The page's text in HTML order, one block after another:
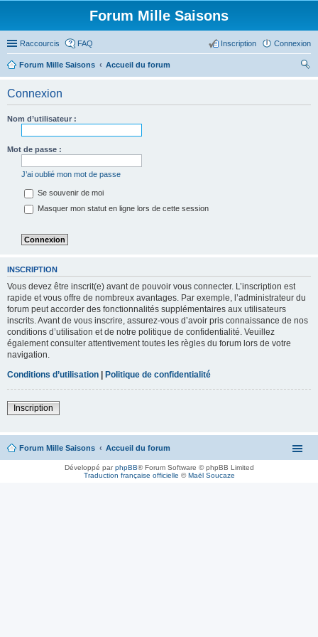
Forum Mille Saisons
Raccourcis FAQ Connexion
Inscription
Forum Mille Saisons
Accueil du forum
Connexion
Nom d’utilisateur :
Mot de passe :
J’ai oublié mon mot de passe
Se souvenir de moi
Masquer mon statut en ligne lors de cette session
INSCRIPTION
Vous devez être inscrit(e) avant de pouvoir vous connecter. L’inscription est
rapide et vous offre de nombreux avantages. Par exemple, l’administrateur du
forum peut accorder des fonctionnalités supplémentaires aux utilisateurs
inscrits. Avant de vous inscrire, assurez-vous d’avoir pris connaissance de nos
conditions d’utilisation et de notre politique de confidentialité. Veuillez
également consulter attentivement toutes les règles du forum lors de votre
navigation.
Conditions d’utilisation | Politique de confidentialité
Inscription
Forum Mille Saisons Accueil du forum
Développé parphpBB® Forum Software © phpBB Limited
Traduction française officielle ©Maël Soucaze